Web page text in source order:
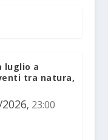
luglio a
tra natura,
, 23:00